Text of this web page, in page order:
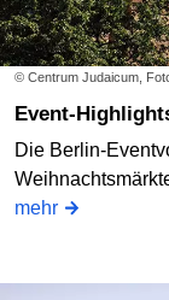
© Centrum Judaicum,
Event-
Die Berlin-
mehr